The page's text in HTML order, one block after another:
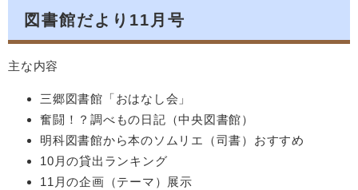
図書館だより11月号
主な内容
三郷図書館「おはなし会」
奮闘！？調べもの日記（中央図書館）
明科図書館から本のソムリエ（司書）おすすめ
10月の貸出ランキング
11月の企画（テーマ）展示